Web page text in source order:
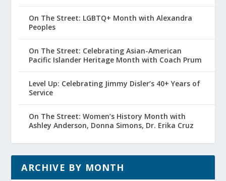
On The Street: LGBTQ+ Month with Alexandra
Peoples
On The Street: Celebrating Asian-American
Pacific Islander Heritage Month with Coach Prum
Level Up: Celebrating Jimmy Disler’s 40+ Years of
Service
On The Street: Women’s History Month with
Ashley Anderson, Donna Simons, Dr. Erika Cruz
ARCHIVE BY MONTH